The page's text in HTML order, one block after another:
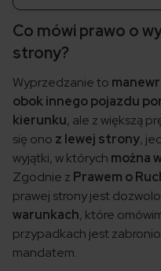
Co mówi prawo o
strony?
Wyprzedzanie to
obok innego pojazdu
kierunku, ale z większą
się ono z lewej strony,
wyjątki, w których można
Zgodnie z Prawem o
prawej strony jest
warunkach, które
przypadkach jest
mandatem.